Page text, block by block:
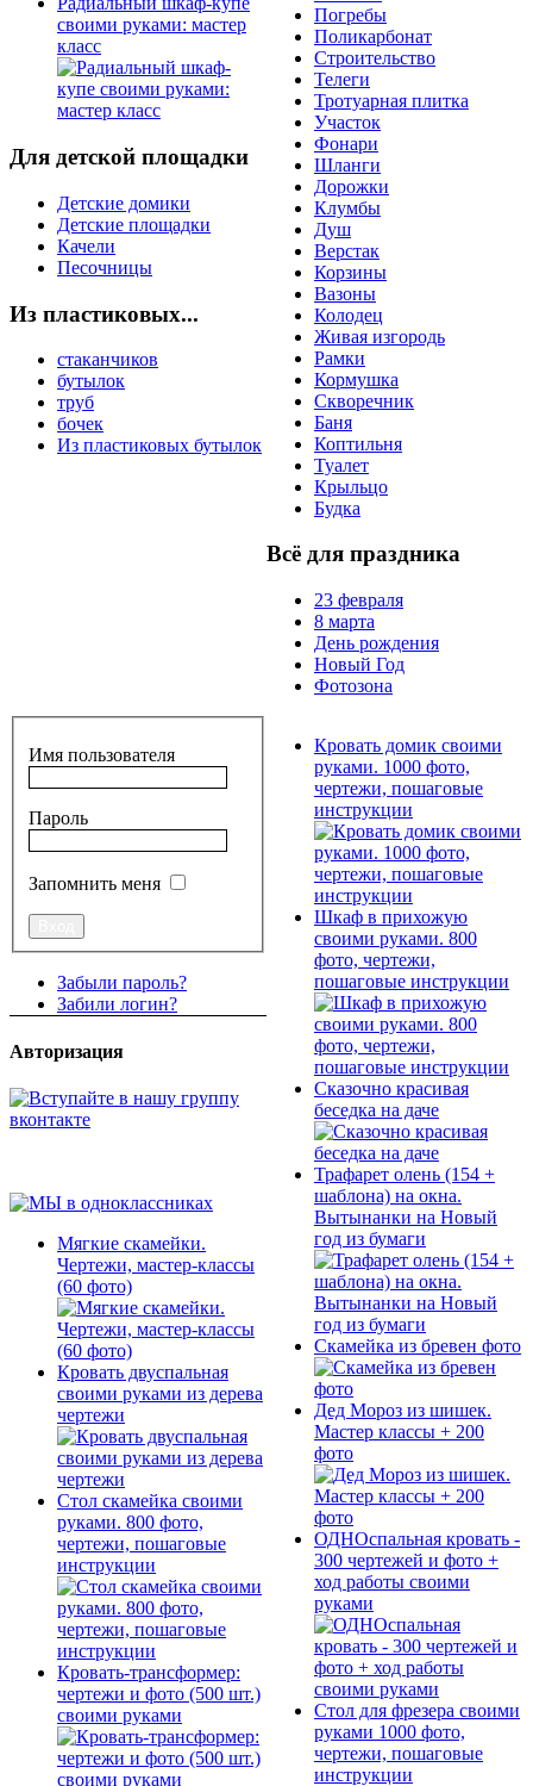
своими руками: мастер
класс
Для детской площадки
Детские домики
Детские площадки
Качели
Песочницы
Из пластиковых...
стаканчиков
бутылок
труб
бочек
Из пластиковых бутылок
Погребы
Поликарбонат
Строительство
Телеги
Тротуарная плитка
Участок
Фонари
Шланги
Дорожки
Клумбы
Душ
Верстак
Корзины
Вазоны
Колодец
Живая изгородь
Рамки
Кормушка
Скворечник
Баня
Коптильня
Туалет
Крыльцо
Будка
Всё для праздника
23 февраля
8 марта
День рождения
Новый Год
Фотозона
Имя пользователя
Пароль
Запомнить меня
Забыли пароль?
Забили логин?
Авторизация
Мягкие скамейки.
Чертежи, мастер-классы
(60 фото)
Кровать двуспальная
своими руками из дерева
чертежи
Стол скамейка своими
руками. 800 фото,
чертежи, пошаговые
инструкции
Кровать-трансформер:
чертежи и фото (500 шт.)
своими руками
Кровать домик своими
руками. 1000 фото,
чертежи, пошаговые
инструкции
Шкаф в прихожую
своими руками. 800
фото, чертежи,
пошаговые инструкции
Сказочно красивая
беседка на даче
Трафарет олень (154 +
шаблона) на окна.
Вытынанки на Новый
год из бумаги
Скамейка из бревен фото
Дед Мороз из шишек.
Мастер классы + 200
фото
ОДНОспальная кровать -
300 чертежей и фото +
ход работы своими
руками
Стол для фрезера своими
руками 1000 фото,
чертежи, пошаговые
инструкции